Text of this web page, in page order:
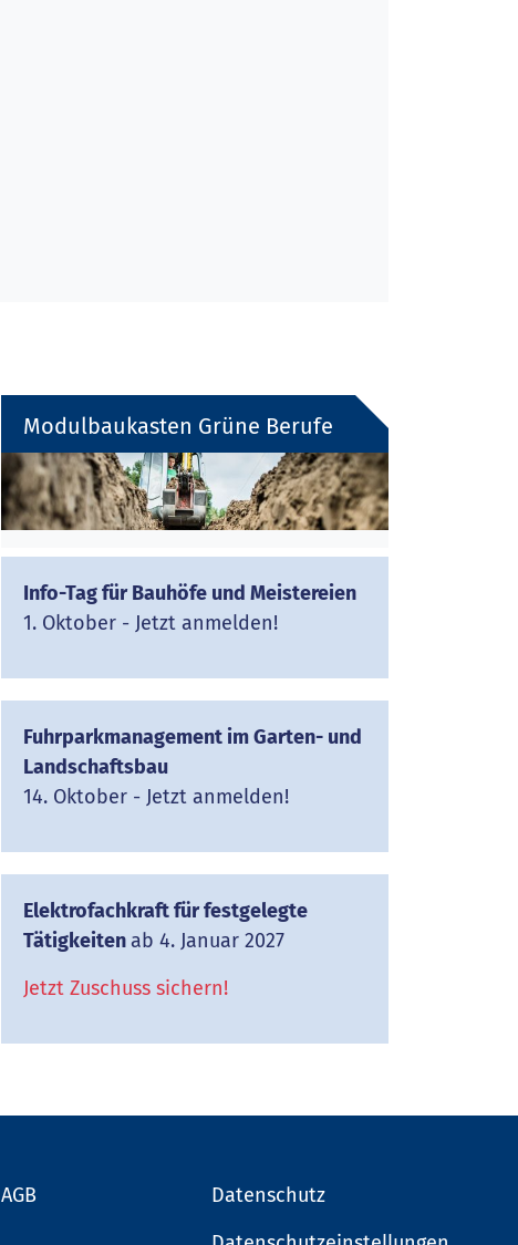
Modulbaukasten Grüne Berufe
Info-Tag für Bauhöfe und Meistereien
1. Oktober - Jetzt anmelden!
Fuhrparkmanagement im Garten- und
Landschaftsbau
14. Oktober - Jetzt anmelden!
Elektrofachkraft für festgelegte
Tätigkeiten ab 4. Januar 2027
Jetzt Zuschuss sichern!
AGB
Datenschutz